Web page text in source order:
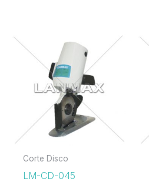
Corte Disco
LM-CD-045